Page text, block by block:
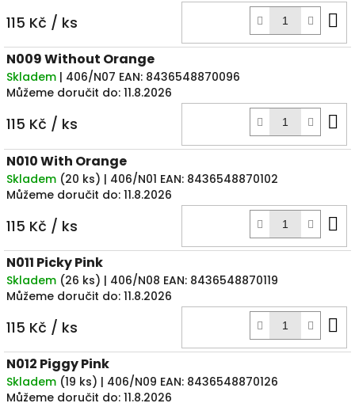
115 Kč / ks
N009 Without Orange
Skladem | 406/N07 EAN: 8436548870096
Můžeme doručit do: 11.8.2026
115 Kč / ks
N010 With Orange
Skladem (20 ks) | 406/N01 EAN: 8436548870102
Můžeme doručit do: 11.8.2026
115 Kč / ks
N011 Picky Pink
Skladem (26 ks) | 406/N08 EAN: 8436548870119
Můžeme doručit do: 11.8.2026
115 Kč / ks
N012 Piggy Pink
Skladem (19 ks) | 406/N09 EAN: 8436548870126
Můžeme doručit do: 11.8.2026